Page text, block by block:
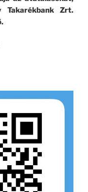
Takarékbank Zrt.